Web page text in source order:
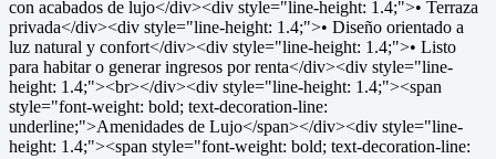
con acabados de lujo</div><div style="line-height: 1.4;">• Terraza
privada</div><div style="line-height: 1.4;">• Diseño orientado a
luz natural y confort</div><div style="line-height: 1.4;">• Listo
para habitar o generar ingresos por renta</div><div style="line-
height: 1.4;"><br></div><div style="line-height: 1.4;"><span
style="font-weight: bold; text-decoration-line:
underline;">Amenidades de Lujo</span></div><div style="line-
height: 1.4;"><span style="font-weight: bold; text-decoration-line: